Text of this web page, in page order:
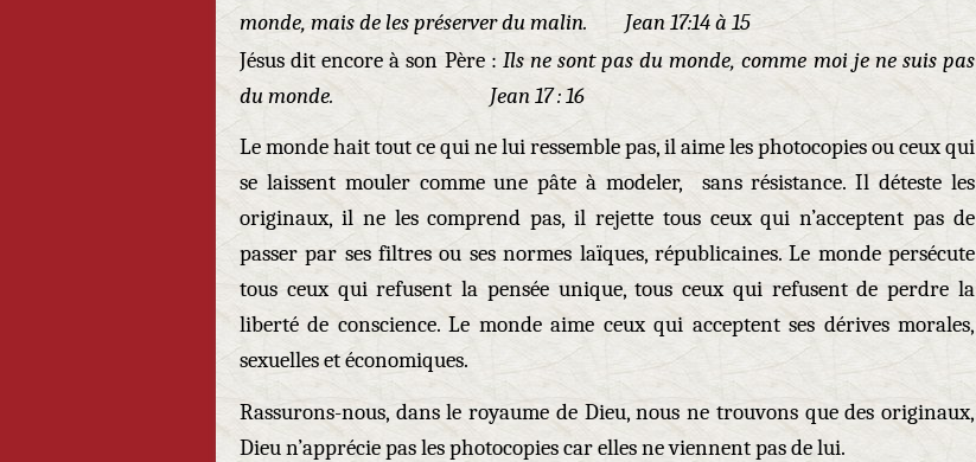
monde, mais de les préserver du malin. Jean 17:14 à 15
Jésus dit encore à son Père : Ils ne sont pas du monde, comme moi je ne suis pas
du monde. Jean 17 : 16
Le monde hait tout ce qui ne lui ressemble pas, il aime les photocopies ou ceux qui
se laissent mouler comme une pâte à modeler, sans résistance. Il déteste les
originaux, il ne les comprend pas, il rejette tous ceux qui n’acceptent pas de
passer par ses filtres ou ses normes laïques, républicaines. Le monde persécute
tous ceux qui refusent la pensée unique, tous ceux qui refusent de perdre la
liberté de conscience. Le monde aime ceux qui acceptent ses dérives morales,
sexuelles et économiques.
Rassurons-nous, dans le royaume de Dieu, nous ne trouvons que des originaux,
Dieu n’apprécie pas les photocopies car elles ne viennent pas de lui.